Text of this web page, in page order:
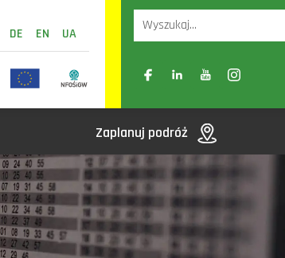
DE EN UA
A- A A+
Zaplanuj podróż